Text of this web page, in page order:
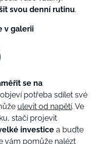
svou denní rutinu.
v galerii
se na
potřeba sdílet své
ulevit od napětí. Ve
stačí projevit
investice a buďte
vám pomůže nalézt